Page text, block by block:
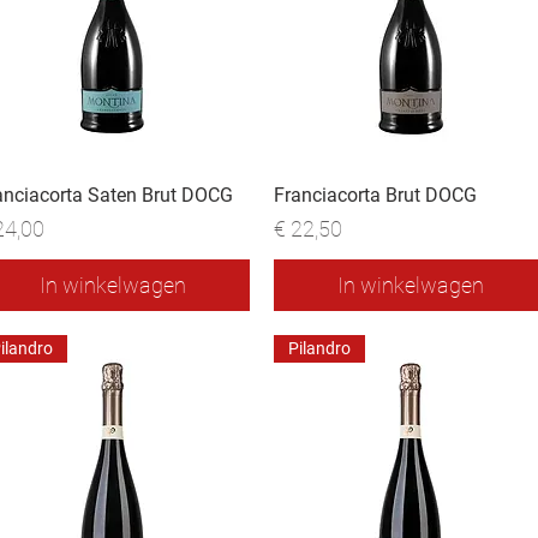
Saten Brut DOCG
In winkelwagen
Franciacorta Brut DOCG
Prijs
€ 22,50
In winkelwagen
Pilandro